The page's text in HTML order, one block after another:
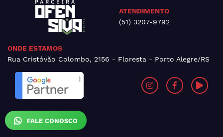
FALE CONOSCO
ATENDIMENTO
(51) 3207-9792
ONDE ESTAMOS
Rua Cristóvão Colombo, 2156 - Floresta - Porto Alegre/RS